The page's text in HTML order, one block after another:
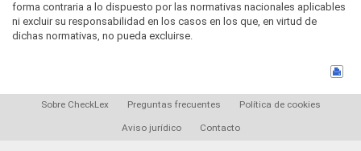
forma contraria a lo dispuesto por las normativas nacionales aplicables
ni excluir su responsabilidad en los casos en los que, en virtud de
dichas normativas, no pueda excluirse.
Sobre CheckLex Preguntas frecuentes Política de cookies
Aviso jurídico Contacto